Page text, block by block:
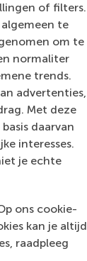
of filters.
te
om te
normaliter
trends.
advertenties,
Met deze
daarvan
interesses.
je echte
ons cookie-
kan je altijd
raadpleeg